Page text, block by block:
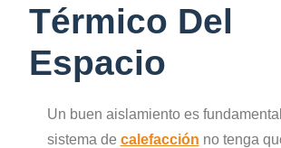
Térmico Del
Espacio
Un buen aislamiento es
sistema de calefacción no tenga